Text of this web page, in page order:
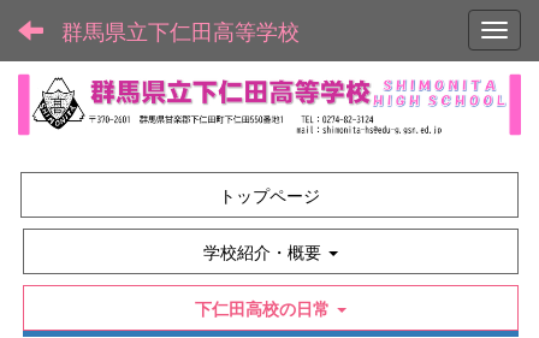
群馬県立下仁田高等学校
トップページ
学校紹介・概要
下仁田高校の日常